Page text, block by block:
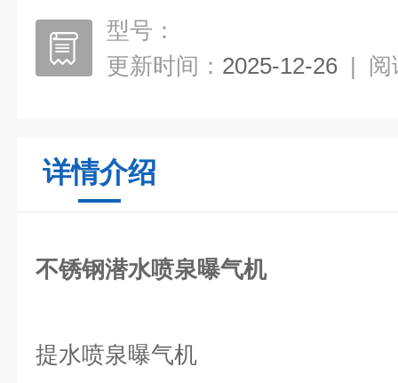
型号：
更新时间： 2025-12-26 | 阅
详情介绍
不锈钢潜水喷泉曝气机
提水喷泉曝气机